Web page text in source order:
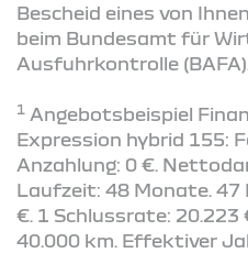
Bescheid eines von
beim Bundesamt für
Ausfuhrkontrolle
1 Angebotsbeispiel
Expression hybrid 155:
Anzahlung: 0 €.
Laufzeit: 48 Monate.
€. 1 Schlussrate:
40.000 km. Effektiver